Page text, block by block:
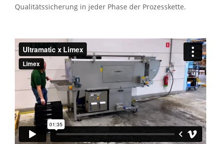
Qualitätssicherung in jeder Phase der Prozesskette.